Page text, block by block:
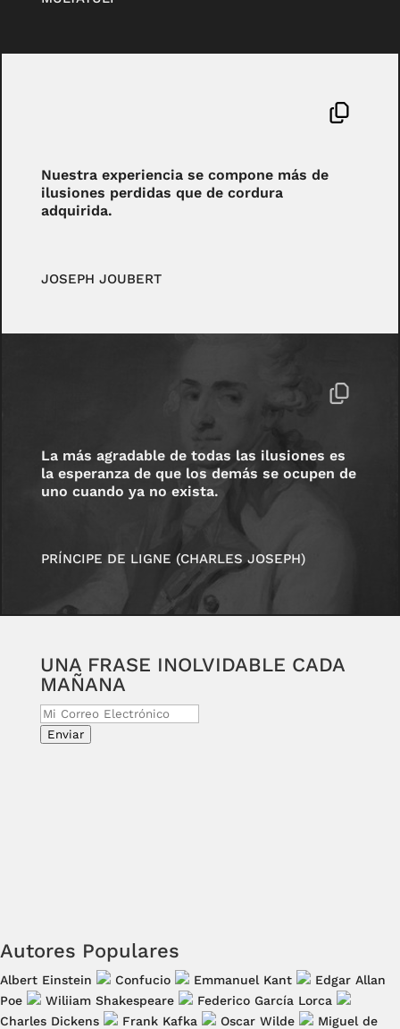
Nuestra experiencia se compone más de
ilusiones perdidas que de cordura
adquirida.
JOSEPH JOUBERT
La más agradable de todas las ilusiones es
la esperanza de que los demás se ocupen de
uno cuando ya no exista.
PRÍNCIPE DE LIGNE (CHARLES JOSEPH)
UNA FRASE INOLVIDABLE CADA
MAÑANA
Enviar
Autores Populares
Albert Einstein Confucio Emmanuel Kant
Edgar Allan
Poe
Wiliiam Shakespeare
Federico García Lorca
Charles Dickens
Frank Kafka Oscar Wilde
Miguel de